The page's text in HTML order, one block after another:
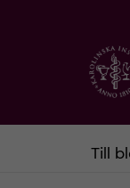
Till